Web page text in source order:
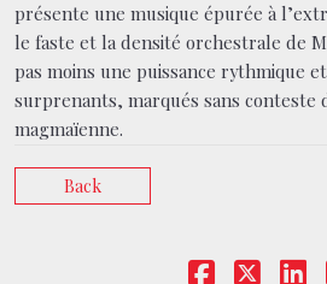
présente une musique épurée à
le faste et la densité orchestrale de
pas moins une puissance rythmique
surprenants, marqués sans conteste
magmaïenne.
Back